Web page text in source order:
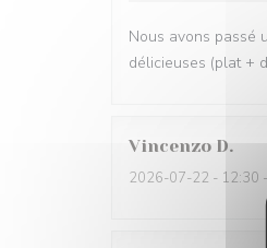
Nous avons passé
délicieuses (plat +
Vincenzo D
2026-07-22 - 12:30